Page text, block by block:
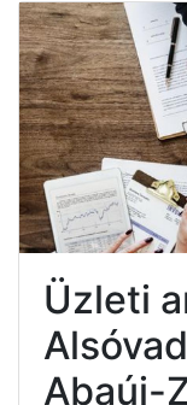
Üzleti
Abaúj-